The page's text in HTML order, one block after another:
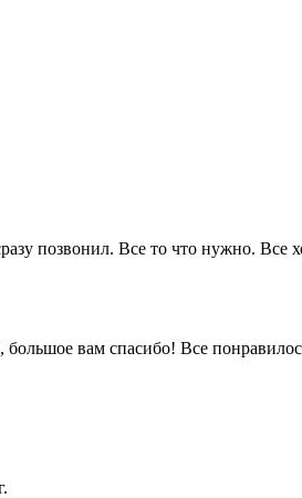
позвонил. Все то что нужно. Все
вам спасибо! Все